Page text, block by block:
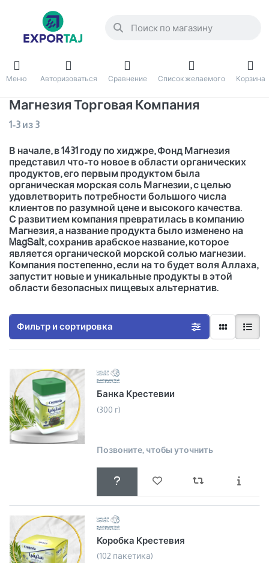
Меню Авторизоваться Сравнение Список желаемого Корзина
Магнезия Торговая Компания
1-3 из 3
В начале, в 1431 году по хиджре, Фонд Магнезия
представил что-то новое в области органических
продуктов, его первым продуктом была
органическая морская соль Магнезии, с целью
удовлетворить потребности большого числа
клиентов по разумной цене и высокого качества.
С развитием компания превратилась в компанию
Магнезия, а название продукта было изменено на
MagSalt, сохранив арабское название, которое
является органической морской солью магнезии.
Компания постепенно, если на то будет воля Аллаха,
запустит новые и уникальные продукты в этой
области безопасных пищевых альтернатив.
Фильтр и сортировка
Банка Крестевии
(300 г)
Позвоните, чтобы уточнить
Коробка Крестевия
(102 пакетика)